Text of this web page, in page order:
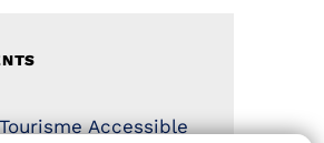
Accessible